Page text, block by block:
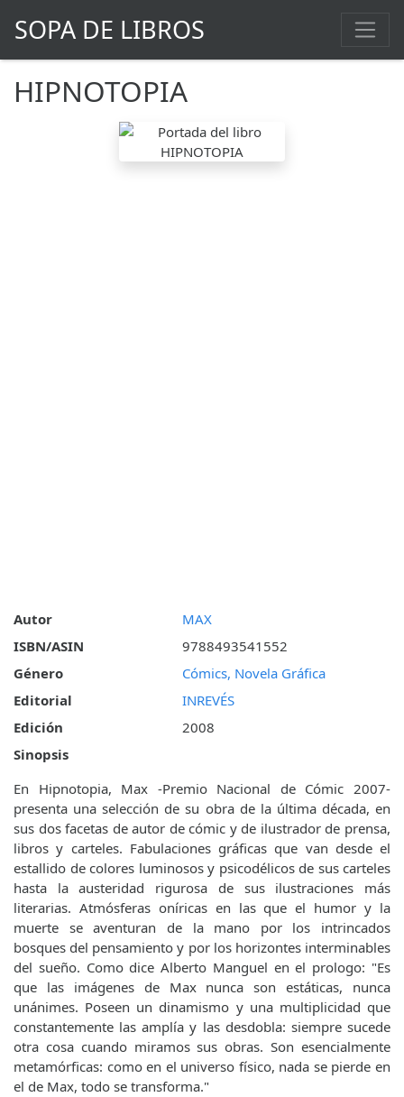
SOPA DE LIBROS
HIPNOTOPIA
Autor
MAX
ISBN/ASIN
9788493541552
Género
Cómics, Novela Gráfica
Editorial
INREVÉS
Edición
2008
Sinopsis
En Hipnotopia, Max -Premio Nacional de Cómic 2007-
presenta una selección de su obra de la última década, en
sus dos facetas de autor de cómic y de ilustrador de prensa,
libros y carteles. Fabulaciones gráficas que van desde el
estallido de colores luminosos y psicodélicos de sus carteles
hasta la austeridad rigurosa de sus ilustraciones más
literarias. Atmósferas oníricas en las que el humor y la
muerte se aventuran de la mano por los intrincados
bosques del pensamiento y por los horizontes interminables
del sueño. Como dice Alberto Manguel en el prologo: "Es
que las imágenes de Max nunca son estáticas, nunca
unánimes. Poseen un dinamismo y una multiplicidad que
constantemente las amplía y las desdobla: siempre sucede
otra cosa cuando miramos sus obras. Son esencialmente
metamórficas: como en el universo físico, nada se pierde en
el de Max, todo se transforma."